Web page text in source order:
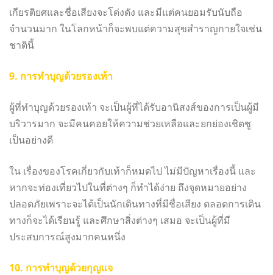
เกียรติยศและชื่อเสียงจะโด่งดัง และมีแต่คนยอมรับนับถือ
จำนวนมาก ในโลกหน้าก็จะพบแต่ความสุขสำราญกายใจเช่น
ชาตินี้
9. การทำบุญด้วยรองเท้า
ผู้ที่ทำบุญด้วยรองเท้า จะเป็นผู้ที่ได้รับอานิสงส์ของการเป็นผู้มี
บริวารมาก จะมีคนคอยให้ความช่วยเหลือและยกย่องเชิดชู
เป็นอย่างดี
ใน เรื่องของโรคเกี่ยวกับเท้าก็หมดไป ไม่มีปัญหาเรื่องนี้ และ
หากจะท่องเที่ยวไปในที่ต่างๆ ก็ทำได้ง่าย ถึงจุดหมายอย่าง
ปลอดภัยเพราะจะได้เป็นนักเดินทางที่มีชื่อเสียง ตลอดการเดิน
ทางก็จะได้เรียนรู้ และศึกษาสิ่งต่างๆ เสมอ จะเป็นผู้ที่มี
ประสบการณ์สูงมากคนหนึ่ง
10. การทำบุญด้วยกุญแจ